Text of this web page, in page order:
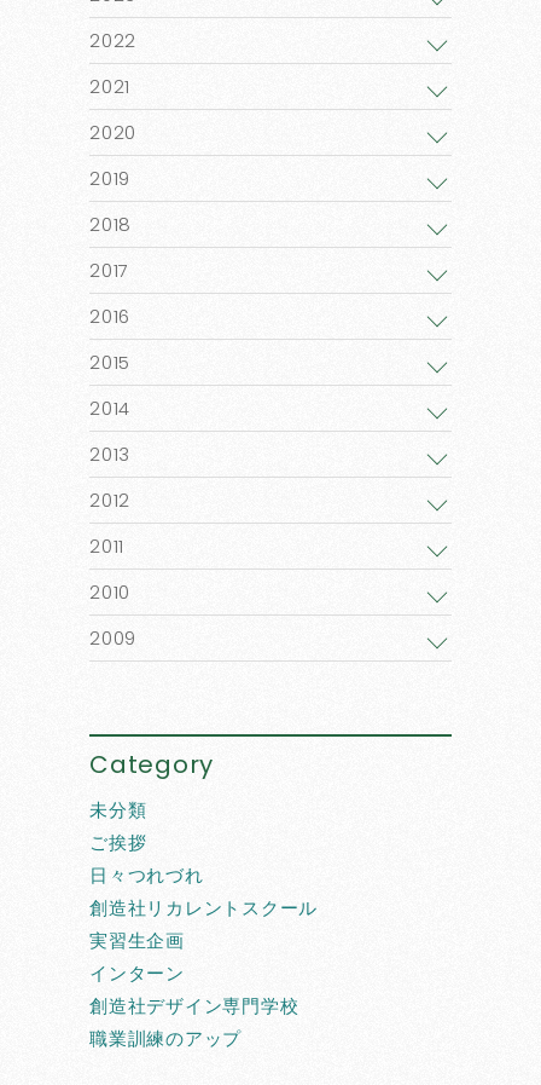
2022
2021
2020
2019
2018
2017
2016
2015
2014
2013
2012
2011
2010
2009
Category
未分類
ご挨拶
日々つれづれ
創造社リカレントスクール
実習生企画
インターン
創造社デザイン専門学校
職業訓練のアップ